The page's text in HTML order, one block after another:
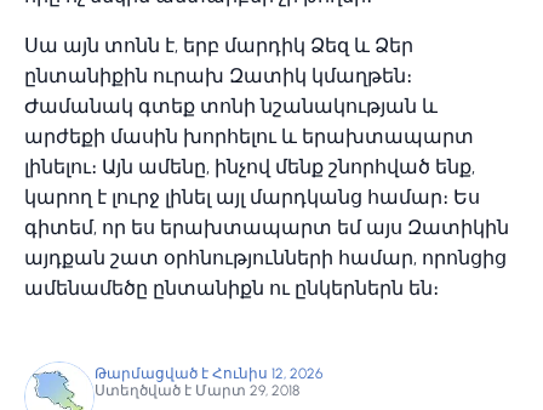
Սա այն տոնն է, երբ մարդիկ Ձեզ և Ձեր
ընտանիքին ուրախ Զատիկ կմաղթեն։
Ժամանակ գտեք տոնի նշանակության և
արժեքի մասին խորհելու և երախտապարտ
լինելու։ Այն ամենը, ինչով մենք շնորհված ենք,
կարող է լուրջ լինել այլ մարդկանց համար։ Ես
գիտեմ, որ ես երախտապարտ եմ այս Զատիկին
այդքան շատ օրհնությունների համար, որոնցից
ամենամեծը ընտանիքն ու ընկերներն են։
Ստեղծված է Մարտ 29, 2018
Թարմացված է Հունիս 12, 2026